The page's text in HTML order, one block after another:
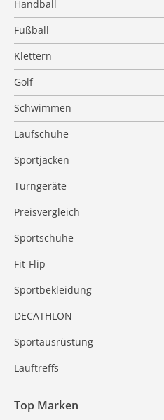
Handball
Fußball
Klettern
Golf
Schwimmen
Laufschuhe
Sportjacken
Turngeräte
Preisvergleich
Sportschuhe
Fit-Flip
Sportbekleidung
DECATHLON
Sportausrüstung
Lauftreffs
Top Marken